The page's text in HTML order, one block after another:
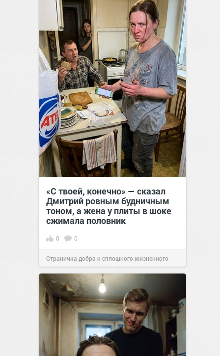
«С твоей, конечно» — сказал
Дмитрий ровным будничным
тоном, а жена у плиты в шоке
сжимала половник
0 0
Страничка добра и сплошного жизненного
позитива!17:38Вчера